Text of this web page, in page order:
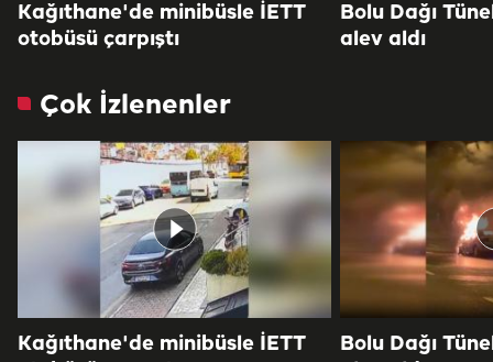
Kağıthane'de minibüsle İETT
otobüsü çarpıştı
Bolu Dağı
alev aldı
Çok İzlenenler
Kağıthane'de minibüsle İETT
Bolu Dağı